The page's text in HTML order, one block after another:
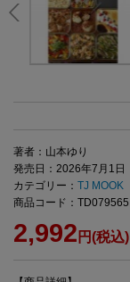
著者：山本ゆり
発売日：2026年7月1日
カテゴリー： TJ MOOK
商品コード：TD079565
2,992 円(税込)